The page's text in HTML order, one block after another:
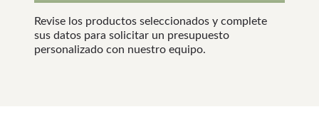
Revise los productos seleccionados y complete
sus datos para solicitar un presupuesto
personalizado con nuestro equipo.